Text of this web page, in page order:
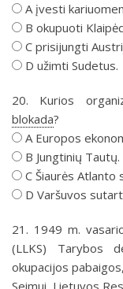
A įvesti
B okupuoti
C prisijungti
D užimti Sudetus.
20. Kurios
blokada?
A Europos
B Jungtinių Tautų.
C Šiaurės
D Varšuvos
21. 1949 m.
(LLKS) Tarybos
okupacijos